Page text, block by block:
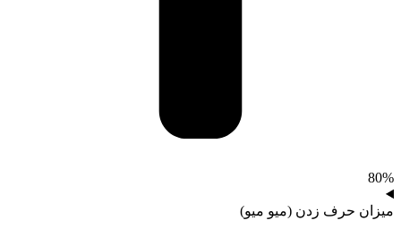
80%
میزان حرف زدن (میو میو)